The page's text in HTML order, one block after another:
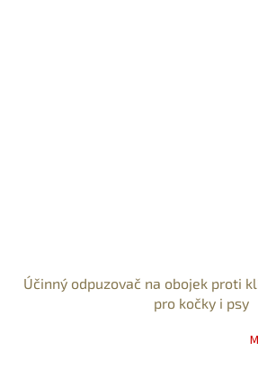
Účinný odpuzovač na obojek proti
pro kočky i psy